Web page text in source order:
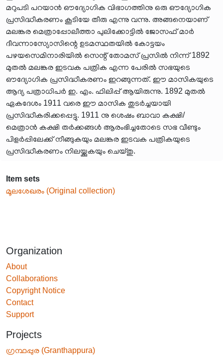
മറുപടി പറയാൻ ഔദ്യോഗിക വിഭാഗത്തിനു ഒരു ഔദ്യോഗിക
പ്രസിദ്ധീകരണം കൂടിയേ തീരു എന്നു വന്നു. അങ്ങനെയാണ്
മലങ്കര മെത്രാപ്പോലീത്താ പുലിക്കോട്ടിൽ ജോസഫ് മാർ
ദീവന്നാസ്യോസിന്റെ ഉടമസ്ഥതയിൽ കോട്ടയം
പഴയസെമിനാരിയിൽ സെന്റ് തോമസ് പ്രസിൽ നിന്ന് 1892
മുതൽ മലങ്കര ഇടവക പത്രിക എന്ന പേരിൽ സഭയുടെ
ഔദ്യോഗിക പ്രസിദ്ധീകരണം ഇറങ്ങുന്നത്. ഈ മാസികയുടെ
ആദ്യ പത്രാധിപർ ഇ. എം. ഫിലിപ്പ് ആയിരുന്നു. 1892 മുതൽ
ഏകദേശം 1911 വരെ ഈ മാസിക തുടർച്ചയായി
പ്രസിദ്ധീകരിക്കപ്പെട്ടു. 1911 നു ശെഷം ബാവാ കക്ഷി/
മെത്രാൻ കക്ഷി തർക്കങ്ങൾ ആരംഭിച്ചതോടെ സഭ വീണ്ടും
പിളർപ്പിലേക്ക് നീങ്ങുകയും മലങ്കര ഇടവക പത്രികയുടെ
പ്രസിദ്ധീകരണം നിലയ്ക്കുകയും ചെയ്തു.
Item sets
മൂലശേഖരം (Original collection)
Organization
About
Collaborations
Copyright Notice
Contact
Support
Projects
ഗ്രന്ഥപ്പുര (Granthappura)